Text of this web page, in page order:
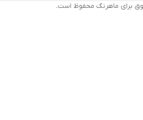
برای ماهرنگ محفوظ است.